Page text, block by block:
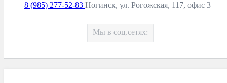
8 (985) 277-52-83 Ногинск, ул. Рогожская, 117, офис 3
Мы в соц.сетях: